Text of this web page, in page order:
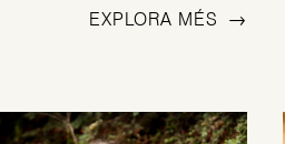
EXPLORA MÉS →